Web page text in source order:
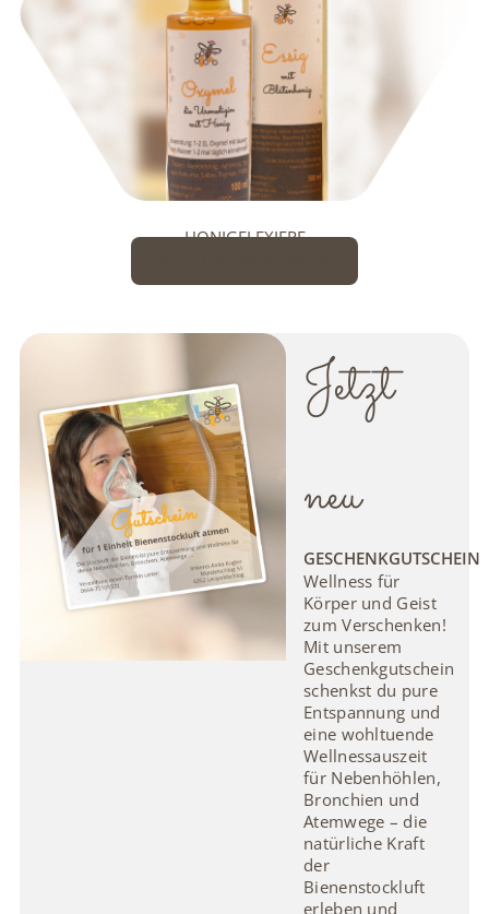
HONIGELEXIERE
Jetzt
neu
GESCHENKGUTSCHEIN
Wellness für
Körper und Geist
zum Verschenken!
Mit unserem
Geschenkgutschein
schenkst du pure
Entspannung und
eine wohltuende
Wellnessauszeit
für Nebenhöhlen,
Bronchien und
Atemwege – die
natürliche Kraft
der
Bienenstockluft
erleben und